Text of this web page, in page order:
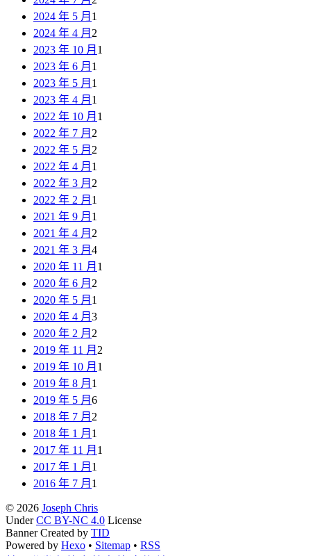
2024 年 5 月 1
2024 年 4 月 2
2023 年 10 月 1
2023 年 6 月 1
2023 年 5 月 1
2023 年 4 月 1
2022 年 10 月 1
2022 年 7 月 2
2022 年 5 月 2
2022 年 4 月 1
2022 年 3 月 2
2022 年 2 月 1
2021 年 9 月 1
2021 年 4 月 2
2021 年 3 月 4
2020 年 11 月 1
2020 年 6 月 2
2020 年 5 月 1
2020 年 4 月 3
2020 年 2 月 2
2019 年 11 月 2
2019 年 10 月 1
2019 年 8 月 1
2019 年 5 月 6
2018 年 7 月 2
2018 年 1 月 1
2017 年 11 月 1
2017 年 1 月 1
2016 年 7 月 1
© 2026 Joseph Chris
UnderCC BY-NC 4.0 License
Banner Created by TID
Powered by Hexo • Sitemap • RSS